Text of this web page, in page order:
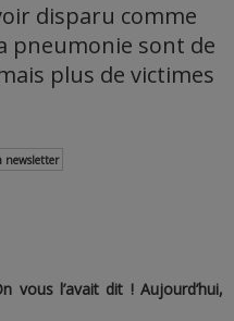
disparu comme
pneumonie sont de
plus de victimes
newsletter
vous l’avait dit ! Aujourd’hui,